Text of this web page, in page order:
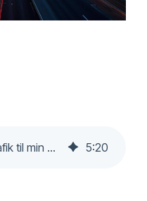
Sådan får jeg mere trafik til min hjemmeside - Purasu 5:20